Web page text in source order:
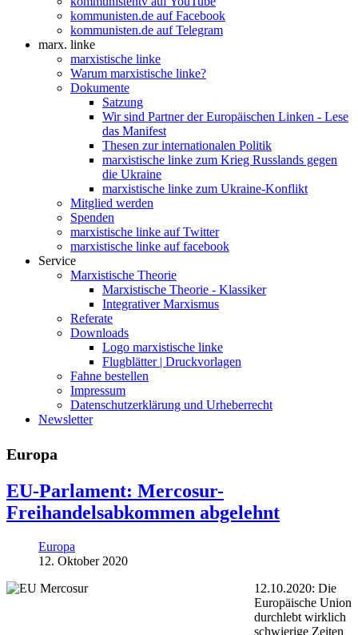
kommunisten.de auf Facebook
kommunisten.de auf Telegram
marx. linke
marxistische linke
Warum marxistische linke?
Dokumente
Satzung
Wir sind Partner der Europäischen Linken - Lese
das Manifest
Thesen zur internationalen Politik
marxistische linke zum Krieg Russlands gegen
die Ukraine
marxistische linke zum Ukraine-Konflikt
Mitglied werden
Spenden
marxistische linke auf Twitter
marxistische linke auf facebook
Service
Marxistische Theorie
Marxistische Theorie - Klassiker
Integrativer Marxismus
Referate
Downloads
Logo marxistische linke
Flugblätter | Druckvorlagen
Fahne bestellen
Impressum
Datenschutzerklärung und Urheberrecht
Newsletter
Europa
EU-Parlament: Mercosur-
Freihandelsabkommen abgelehnt
Europa
12. Oktober 2020
12.10.2020: Die
Europäische Union
durchlebt wirklich
schwierige Zeiten